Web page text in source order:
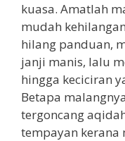
kuasa. Amatlah
mudah
hilang panduan,
janji manis, lalu
hingga keciciran
Betapa
tergoncang
tempayan kerana